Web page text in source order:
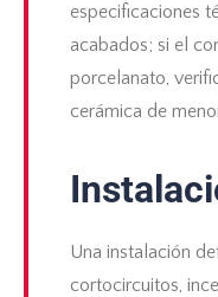
especificaciones
acabados; si el
porcelanato,
cerámica de
Una instalación
cortocircuitos,